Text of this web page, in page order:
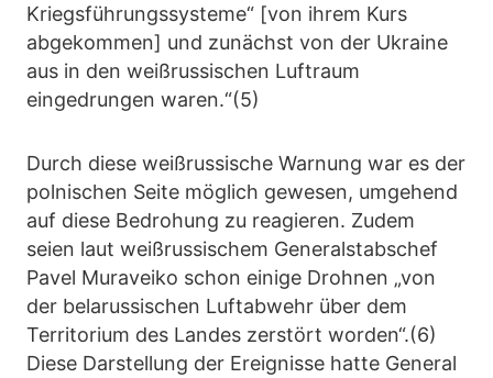
Kriegsführungssysteme“ [von ihrem Kurs
abgekommen] und zunächst von der Ukraine
aus in den weißrussischen Luftraum
eingedrungen waren.“(5)
Durch diese weißrussische Warnung war es der
polnischen Seite möglich gewesen, umgehend
auf diese Bedrohung zu reagieren. Zudem
seien laut weißrussischem Generalstabschef
Pavel Muraveiko schon einige Drohnen „von
der belarussischen Luftabwehr über dem
Territorium des Landes zerstört worden“.(6)
Diese Darstellung der Ereignisse hatte General